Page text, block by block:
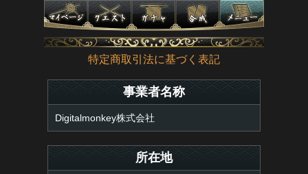
特定商取引法に基づく表記
事業者名称
Digitalmonkey株式会社
所在地